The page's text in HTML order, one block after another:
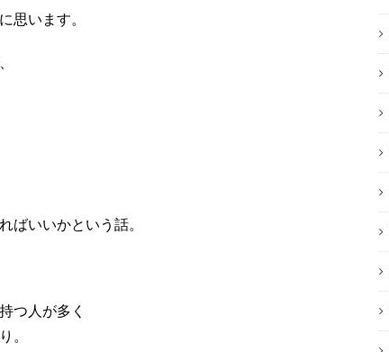
思います。
ばいいかという話。
つ人が多く
。